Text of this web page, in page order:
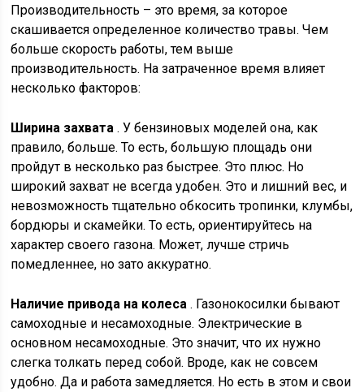
Производительность – это время, за которое
скашивается определенное количество травы. Чем
больше скорость работы, тем выше
производительность. На затраченное время влияет
несколько факторов:
Ширина захвата . У бензиновых моделей она, как
правило, больше. То есть, большую площадь они
пройдут в несколько раз быстрее. Это плюс. Но
широкий захват не всегда удобен. Это и лишний вес, и
невозможность тщательно обкосить тропинки, клумбы,
бордюры и скамейки. То есть, ориентируйтесь на
характер своего газона. Может, лучше стричь
помедленнее, но зато аккуратно.
Наличие привода на колеса . Газонокосилки бывают
самоходные и несамоходные. Электрические в
основном несамоходные. Это значит, что их нужно
слегка толкать перед собой. Вроде, как не совсем
удобно. Да и работа замедляется. Но есть в этом и свои